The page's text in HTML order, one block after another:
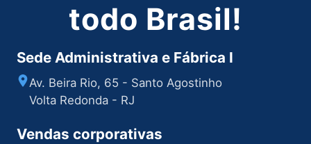
todo Brasil!
Sede Administrativa e Fábrica I
Av. Beira Rio, 65 - Santo Agostinho
Volta Redonda - RJ
Vendas corporativas